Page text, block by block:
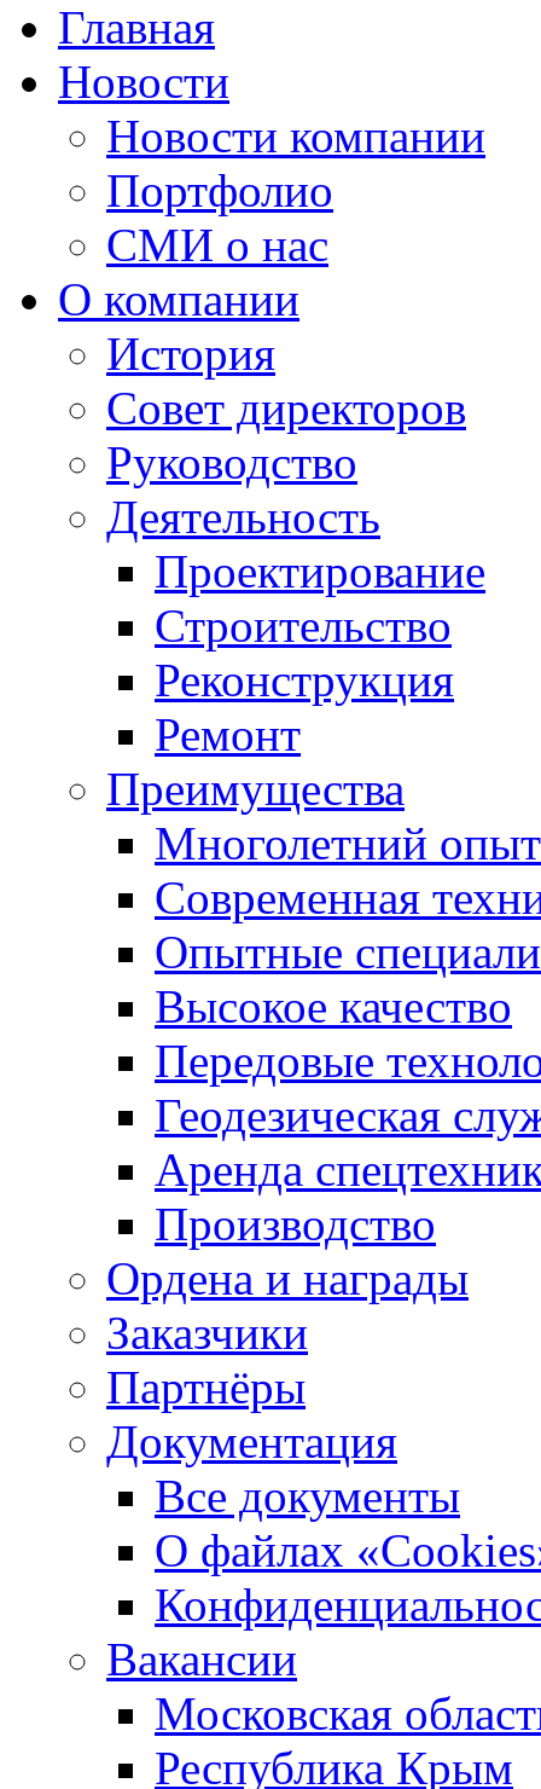
Главная
Новости
Новости компании
Портфолио
СМИ о нас
О компании
История
Совет директоров
Руководство
Деятельность
Проектирование
Строительство
Реконструкция
Ремонт
Преимущества
Многолетний опыт
Современная
Опытные
Высокое качество
Передовые
Геодезическая
Аренда
Производство
Ордена и награды
Заказчики
Партнёры
Документация
Все документы
О файлах
Вакансии
Московская
Республика Крым